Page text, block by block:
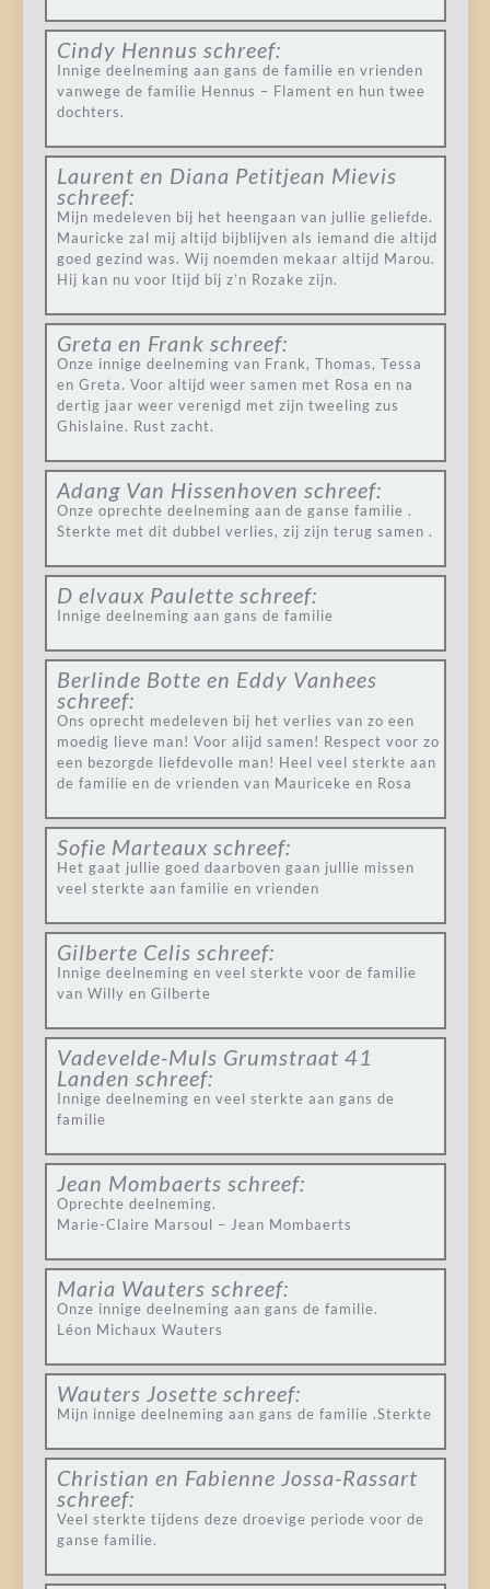
Cindy Hennus schreef:
Innige deelneming aan gans de familie en vrienden
vanwege de familie Hennus – Flament en hun twee
dochters.
Laurent en Diana Petitjean Mievis
schreef:
Mijn medeleven bij het heengaan van jullie geliefde.
Mauricke zal mij altijd bijblijven als iemand die altijd
goed gezind was. Wij noemden mekaar altijd Marou.
Hij kan nu voor ltijd bij z’n Rozake zijn.
Greta en Frank schreef:
Onze innige deelneming van Frank, Thomas, Tessa
en Greta. Voor altijd weer samen met Rosa en na
dertig jaar weer verenigd met zijn tweeling zus
Ghislaine. Rust zacht.
Adang Van Hissenhoven schreef:
Onze oprechte deelneming aan de ganse familie .
Sterkte met dit dubbel verlies, zij zijn terug samen .
D elvaux Paulette schreef:
Innige deelneming aan gans de familie
Berlinde Botte en Eddy Vanhees
schreef:
Ons oprecht medeleven bij het verlies van zo een
moedig lieve man! Voor alijd samen! Respect voor zo
een bezorgde liefdevolle man! Heel veel sterkte aan
de familie en de vrienden van Mauriceke en Rosa
Sofie Marteaux schreef:
Het gaat jullie goed daarboven gaan jullie missen
veel sterkte aan familie en vrienden
Gilberte Celis schreef:
Innige deelneming en veel sterkte voor de familie
van Willy en Gilberte
Vadevelde-Muls Grumstraat 41
Landen schreef:
Innige deelneming en veel sterkte aan gans de
familie
Jean Mombaerts schreef:
Oprechte deelneming.
Marie-Claire Marsoul – Jean Mombaerts
Maria Wauters schreef:
Onze innige deelneming aan gans de familie.
Léon Michaux Wauters
Wauters Josette schreef:
Mijn innige deelneming aan gans de familie .Sterkte
Christian en Fabienne Jossa-Rassart
schreef:
Veel sterkte tijdens deze droevige periode voor de
ganse familie.